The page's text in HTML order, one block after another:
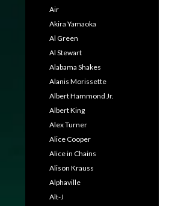
Air
Akira Yamaoka
Al Green
Al Stewart
Alabama Shakes
Alanis Morissette
Albert Hammond Jr.
Albert King
Alex Turner
Alice Cooper
Alice in Chains
Alison Krauss
Alphaville
Alt-J